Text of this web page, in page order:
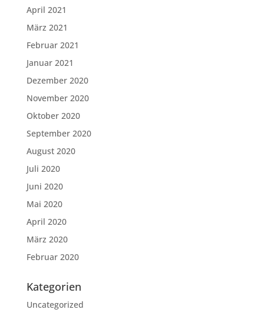
April 2021
März 2021
Februar 2021
Januar 2021
Dezember 2020
November 2020
Oktober 2020
September 2020
August 2020
Juli 2020
Juni 2020
Mai 2020
April 2020
März 2020
Februar 2020
Kategorien
Uncategorized